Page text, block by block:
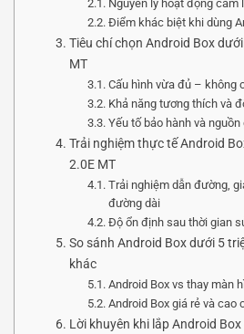
Nguyên lý hoạt động cắm
Điểm khác biệt khi dùng
Tiêu chí chọn Android Box
MT
Cấu hình vừa đủ – không
Khả năng tương thích và
Yếu tố bảo hành và
Trải nghiệm thực tế Android
2.0E MT
Trải nghiệm dẫn đường,
đường dài
Độ ổn định sau thời gian
So sánh Android Box dưới 5
khác
Android Box vs thay màn
Android Box giá rẻ và cao
Lời khuyên khi lắp Android